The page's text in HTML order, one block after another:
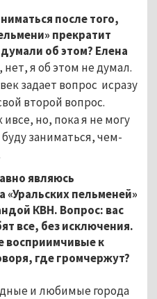
после того,
прекратит
об этом? Елена
нет, я об этом не думал.
задает вопрос исразу
второй вопрос.
но, пока я не могу
заниматься, чем-
являюсь
пельменей»
КВН. Вопрос: вас
все, без исключения.
восприимчивые к
где громчержут?
и любимые города